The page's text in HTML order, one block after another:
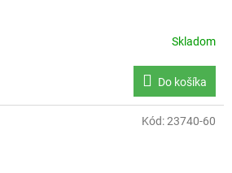
Skladom
Do košíka
Kód:23740-60